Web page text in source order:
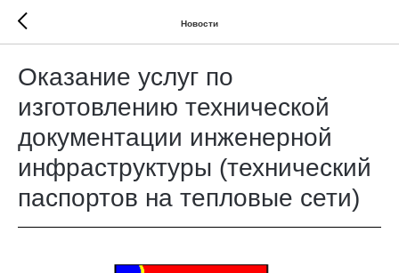
Новости
Оказание услуг по
изготовлению технической
документации инженерной
инфраструктуры (технический
паспортов на тепловые сети)